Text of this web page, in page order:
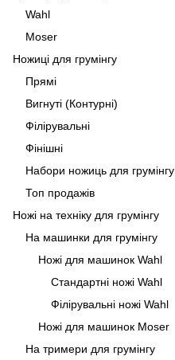
Wahl
Moser
Ножиці для грумінгу
Прямі
Вигнуті (Контурні)
Філірувальні
Фінішні
Набори ножиць для грумінгу
Топ продажів
Ножі на техніку для грумінгу
На машинки для грумінгу
Ножі для машинок Wahl
Стандартні ножі Wahl
Філірувальні ножі Wahl
Ножі для машинок Moser
На тримери для грумінгу